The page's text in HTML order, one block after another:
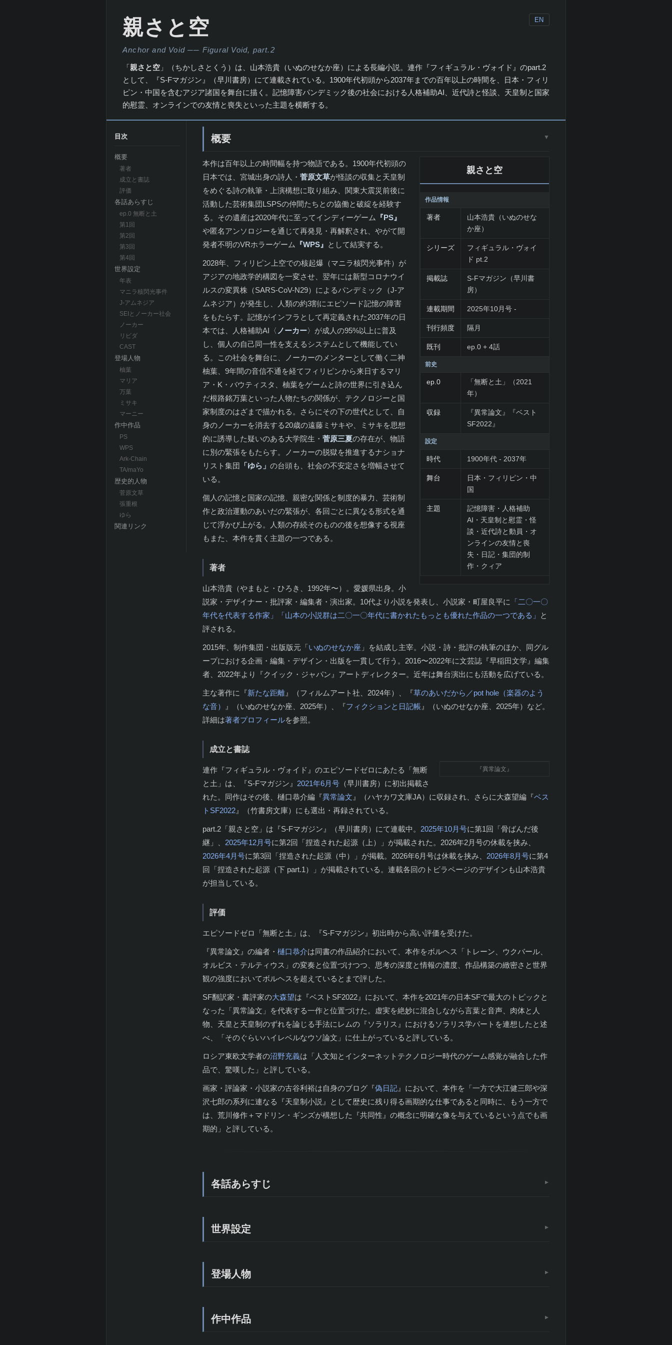
EN
親さと空
Anchor and Void ── Figural Void, part.2
「 親さと空 」（ちかしさとくう）は、山本浩貴（いぬのせなか座）による長編小説。連作『フィギュラル・ヴォイド』のpart.2
として、『S-Fマガジン』（早川書房）にて連載されている。1900年代初頭から2037年までの百年以上の時間を、日本・フィリ
ピン・中国を含むアジア諸国を舞台に描く。記憶障害パンデミック後の社会における人格補助AI、近代詩と怪談、天皇制と国家
的慰霊、オンラインでの友情と喪失といった主題を横断する。
目次
概要
著者
成立と書誌
評価
各話あらすじ
ep.0 無断と土
第1回
第2回
第3回
第4回
世界設定
年表
マニラ核閃光事件
J-アムネジア
SEIとノーカー社会
ノーカー
リビダ
CAST
登場人物
柚葉
マリア
万葉
ミサキ
マーニー
作中作品
PS
WPS
Ark-Chain
TA/maYo
歴史的人物
菅原文草
張重根
ゆら
関連リンク
▼
概要
親さと空
作品情報
著者
山本浩貴（いぬのせな
か座）
シリーズ
フィギュラル・ヴォイ
ド pt.2
掲載誌
S-Fマガジン（早川書
房）
連載期間 2025年10月号 -
刊行頻度 隔月
既刊 ep.0 + 4話
前史
ep.0
「無断と土」（2021
年）
収録
『異常論文』『ベスト
SF2022』
設定
時代 1900年代 - 2037年
舞台
日本・フィリピン・中
国
主題
記憶障害・人格補助
AI・天皇制と慰霊・怪
談・近代詩と動員・オ
ンラインの友情と喪
失・日記・集団的制
作・クィア
本作は百年以上の時間幅を持つ物語である。1900年代初頭の
日本では、宮城出身の詩人・ 菅原文草が怪談の収集と天皇制
をめぐる詩の執筆・上演構想に取り組み、関東大震災前後に
活動した芸術集団LSPSの仲間たちとの協働と破綻を経験す
る。その遺産は2020年代に至ってインディーゲーム
『PS』
や匿名アンソロジーを通じて再発見・再解釈され、やがて開
発者不明のVRホラーゲーム
『WPS』 として結実する。
2028年、フィリピン上空での核起爆（マニラ核閃光事件）が
アジアの地政学的構図を一変させ、翌年には新型コロナウイ
ルスの変異株（SARS-CoV-N29）によるパンデミック（J-ア
ムネジア）が発生し、人類の約3割にエピソード記憶の障害
をもたらす。記憶がインフラとして再定義された2037年の日
本では、人格補助AI〈 ノーカー〉が成人の95%以上に普及
し、個人の自己同一性を支えるシステムとして機能してい
る。この社会を舞台に、ノーカーのメンターとして働く二神
柚葉、9年間の音信不通を経てフィリピンから来日するマリ
ア・K・バウティスタ、柚葉をゲームと詩の世界に引き込ん
だ根路銘万葉といった人物たちの関係が、テクノロジーと国
家制度のはざまで描かれる。さらにその下の世代として、自
身のノーカーを消去する20歳の遠藤ミサキや、ミサキを思想
的に誘導した疑いのある大学院生・ 菅原三夏の存在が、物語
に別の緊張をもたらす。ノーカーの脱獄を推進するナショナ
リスト集団
「ゆら」 の台頭も、社会の不安定さを増幅させて
いる。
個人の記憶と国家の記憶、親密な関係と制度的暴力、芸術制
作と政治運動のあいだの緊張が、各回ごとに異なる形式を通
じて浮かび上がる。人類の存続そのものの後を想像する視座
もまた、本作を貫く主題の一つである。
著者
山本浩貴（やまもと・ひろき、1992年〜）。愛媛県出身。小
説家・デザイナー・批評家・編集者・演出家。10代より小説を発表し、小説家・町屋良平に
「二〇一〇
年代を代表する作家」「山本の小説群は二〇一〇年代に書かれたもっとも優れた作品の一つである」
と
評される。
2015年、制作集団・出版版元「いぬのせなか座 」を結成し主宰。小説・詩・批評の執筆のほか、同グル
ープにおける企画・編集・デザイン・出版を一貫して行う。2016〜2022年に文芸誌『早稲田文学』編集
者、2022年より『クイック・ジャパン』アートディレクター。近年は舞台演出にも活動を広げている。
主な著作に『新たな距離 』（フィルムアート社、2024年）、『草のあいだから／pot hole（楽器のよう
な音）
』（いぬのせなか座、2025年）、『フィクションと日記帳 』（いぬのせなか座、2025年）など。
詳細は著者プロフィールを参照。
成立と書誌
『異常論文』
連作『フィギュラル・ヴォイド』のエピソードゼロにあたる「無断
と土」は、『S-Fマガジン』 2021年6月号 （早川書房）に初出掲載さ
れた。同作はその後、樋口恭介編『異常論文 』（ハヤカワ文庫JA）に収録され、さらに大森望編『ベス
トSF2022 』（竹書房文庫）にも選出・再録されている。
part.2「親さと空」は『S-Fマガジン』（早川書房）にて連載中。 2025年10月号に第1回「骨ばんだ後
継」、 2025年12月号に第2回「捏造された起源（上）」が掲載された。2026年2月号の休載を挟み、
2026年4月号に第3回「捏造された起源（中）」が掲載。2026年6月号は休載を挟み、 2026年8月号に第4
回「捏造された起源（下 part.1）」が掲載されている。連載各回のトビラページのデザインも山本浩貴
が担当している。
評価
エピソードゼロ「無断と土」は、『S-Fマガジン』初出時から高い評価を受けた。
『異常論文』の編者・ 樋口恭介は同書の作品紹介において、本作をボルヘス「トレーン、ウクバール、
オルビス・テルティウス」の変奏と位置づけつつ、思考の深度と情報の濃度、作品構築の緻密さと世界
観の強度においてボルヘスを超えているとまで評した。
SF翻訳家・書評家の大森望は『ベストSF2022』において、本作を2021年の日本SFで最大のトピックと
なった「異常論文」を代表する一作と位置づけた。虚実を絶妙に混合しながら言葉と音声、肉体と人
物、天皇と天皇制のずれを論じる手法にレムの『ソラリス』におけるソラリス学パートを連想したと述
べ、「そのぐらいハイレベルなウソ論文」に仕上がっていると評している。
ロシア東欧文学者の沼野充義は「人文知とインターネットテクノロジー時代のゲーム感覚が融合した作
品で、驚嘆した」と評している。
画家・評論家・小説家の古谷利裕は自身のブログ『偽日記 』において、本作を「一方で大江健三郎や深
沢七郎の系列に連なる『天皇制小説』として歴史に残り得る画期的な仕事であると同時に、もう一方で
は、荒川修作＋マドリン・ギンズが構想した『共同性』の概念に明確な像を与えているという点でも画
期的」と評している。
▼
各話あらすじ
▼
世界設定
▼
登場人物
▼
作中作品